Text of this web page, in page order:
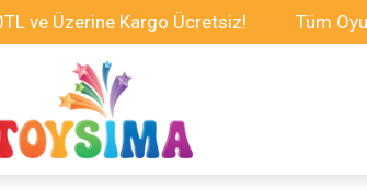
Kargo Ücretsiz! Tüm